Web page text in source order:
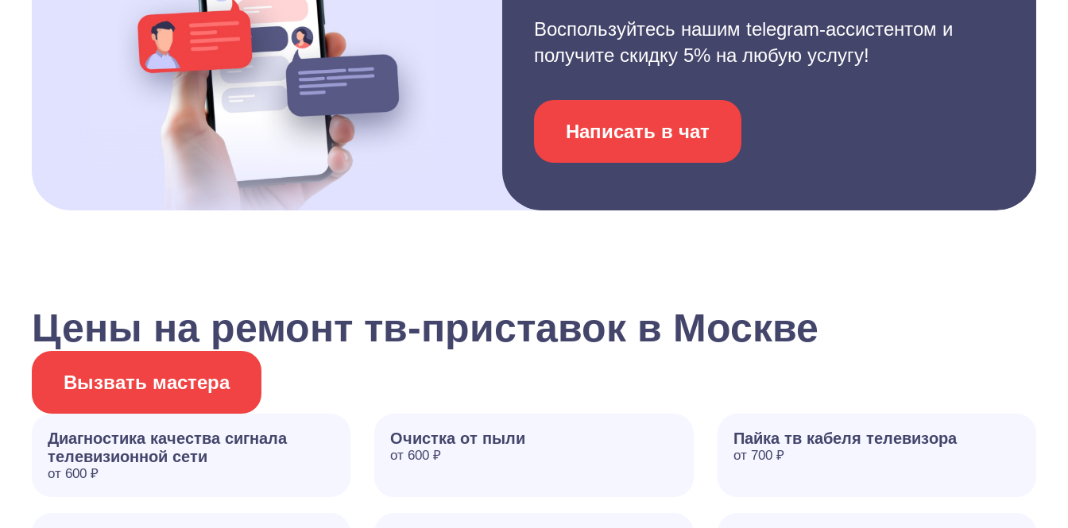
Воспользуйтесь нашим telegram-ассистентом и
получите скидку 5% на любую услугу!
Написать в чат
Цены на ремонт тв-приставок в Москве
Вызвать мастера
Диагностика качества сигнала
телевизионной сети
от 600 ₽
Очистка от пыли
от 600 ₽
Пайка тв кабеля телевизора
от 700 ₽